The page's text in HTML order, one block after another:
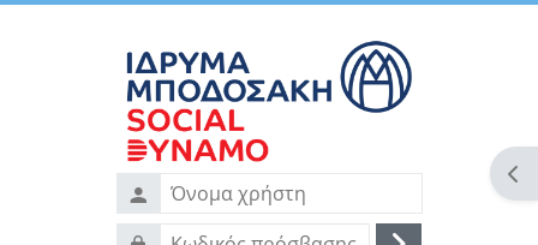
Μετάβαση στο κεντρικό περιεχόμενο
Όνομα
χρήστη
Κωδικός